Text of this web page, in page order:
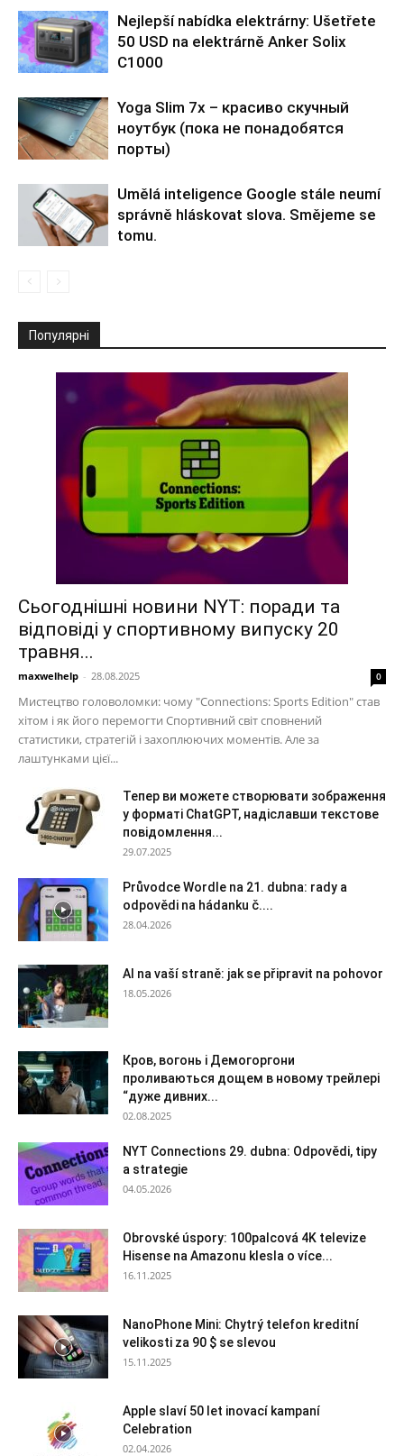
Nejlepší nabídka elektrárny: Ušetřete
50 USD na elektrárně Anker Solix
C1000
Yoga Slim 7x – красиво скучный
ноутбук (пока не понадобятся
порты)
Umělá inteligence Google stále neumí
správně hláskovat slova. Smějeme se
tomu.
Популярні
Сьогоднішні новини NYT: поради та
відповіді у спортивному випуску 20
травня...
maxwelhelp - 28.08.2025 0
Мистецтво головоломки: чому "Connections: Sports Edition" став
хітом і як його перемогти Спортивний світ сповнений
статистики, стратегій і захоплюючих моментів. Але за
лаштунками цієї...
Тепер ви можете створювати зображення
у форматі ChatGPT, надіславши текстове
повідомлення...
29.07.2025
Průvodce Wordle na 21. dubna: rady a
odpovědi na hádanku č....
28.04.2026
AI na vaší straně: jak se připravit na pohovor
18.05.2026
Кров, вогонь і Демогоргони
проливаються дощем в новому трейлері
“дуже дивних...
02.08.2025
NYT Connections 29. dubna: Odpovědi, tipy
a strategie
04.05.2026
Obrovské úspory: 100palcová 4K televize
Hisense na Amazonu klesla o více...
16.11.2025
NanoPhone Mini: Chytrý telefon kreditní
velikosti za 90 $ se slevou
15.11.2025
Apple slaví 50 let inovací kampaní
Celebration
02.04.2026